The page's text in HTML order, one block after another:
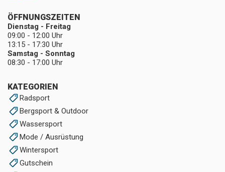
KATEGORIEN
Radsport
Bergsport & Outdoor
Wassersport
Mode / Ausrüstung
Wintersport
Gutschein
ÖFFNUNGSZEITEN
Dienstag - Freitag
09:00 - 12:00 Uhr
13:15 - 17:30 Uhr
Samstag - Sonntag
08:30 - 17:00 Uhr